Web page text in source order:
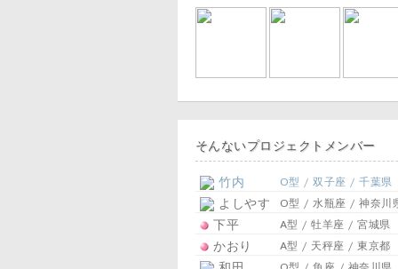
そんないプロジェクトメンバー
竹内 O型 / 双子座 / 千葉県
よしやす O型 / 水瓶座 / 神奈川
下平 A型 / 牡羊座 / 宮城県
かおり A型 / 天秤座 / 東京都